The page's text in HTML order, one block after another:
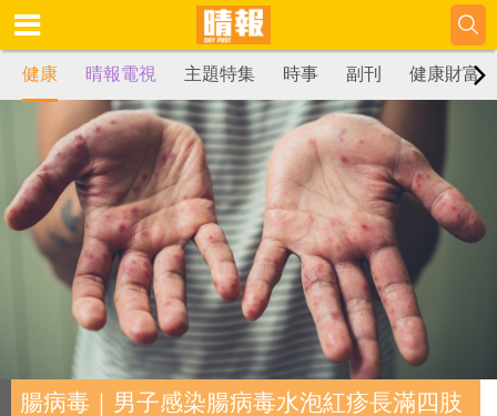
健康 晴報電視 主題特集 時事 副刊 健康財富
腸病毒｜男子感染腸病毒水泡紅疹長滿四肢